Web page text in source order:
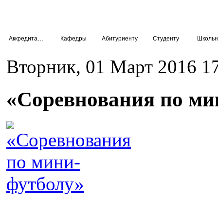
Кафедры Абитуриенту Студенту
Вторник, 01 Март 2016
«Соревнования по